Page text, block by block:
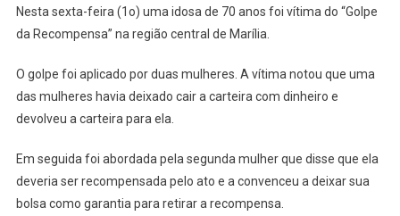
Nesta sexta-feira (1o) uma idosa de 70 anos foi vítima do “Golpe
da Recompensa” na região central de Marília.
O golpe foi aplicado por duas mulheres. A vítima notou que uma
das mulheres havia deixado cair a carteira com dinheiro e
devolveu a carteira para ela.
Em seguida foi abordada pela segunda mulher que disse que ela
deveria ser recompensada pelo ato e a convenceu a deixar sua
bolsa como garantia para retirar a recompensa.